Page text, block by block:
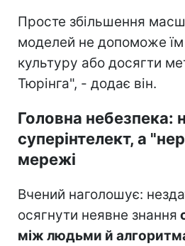
Просте збільшення
моделей не допоможе їм
культуру або досягти
Тюрінга", - додає він.
Головна небезпека:
суперінтелект, а
мережі
Вчений наголошує:
осягнути неявне знання
між людьми й